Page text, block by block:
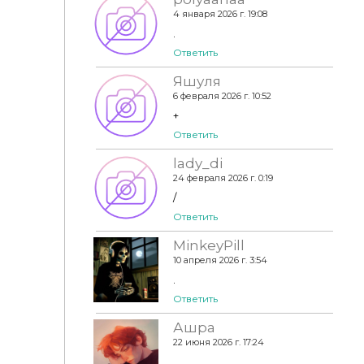
4 января 2026 г. 19:08
Ответить
Яшуля
6 февраля 2026 г. 10:52
+
Ответить
lady_di
24 февраля 2026 г. 0:19
/
Ответить
MinkeyPill
10 апреля 2026 г. 3:54
Ответить
Ашра
22 июня 2026 г. 17:24